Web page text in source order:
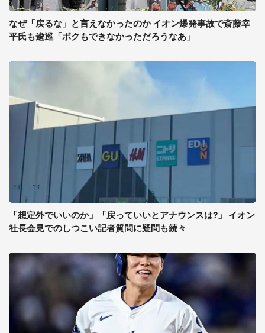
なぜ「戻るな」と言えなかったのか イオン爆発事故で斎藤幸
平氏も逡巡「ボクもできなかっただろうなあ」
「想定外でいいのか」「戻っていいとアナウンスは?」 イオン
社長会見でのしつこい記者質問に疑問も続々